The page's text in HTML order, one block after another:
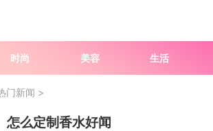
时尚 美容 生活
门新闻 >
怎么定制香水好闻